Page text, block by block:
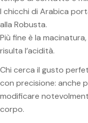
I chicchi di Arabica
alla Robusta.
Più fine è la
risulta l’acidità.
Chi cerca il gusto
con precisione: anche
modificare
corpo.